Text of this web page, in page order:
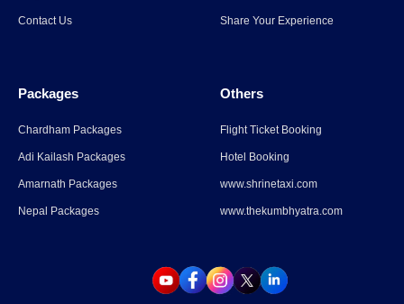
कैलाश पर्वत के दर्शन को केंद्र की
Read More→
Contact Us Share Your Experience
Packages
Chardham Packages
Adi Kailash Packages
Amarnath Packages
Nepal Packages
Others
Flight Ticket Booking
Hotel Booking
www.shrinetaxi.com
www.thekumbhyatra.com